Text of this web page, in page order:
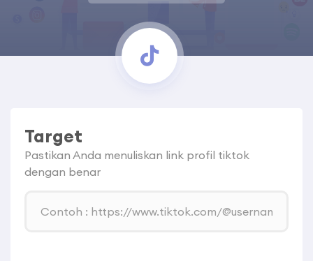
Target
Pastikan Anda menuliskan link profil tiktok
dengan benar